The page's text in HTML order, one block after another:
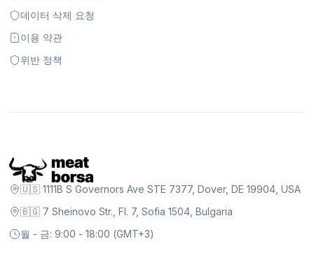
데이터 삭제 요청
이용 약관
위반 정책
🇺🇸 1111B S Governors Ave STE 7377, Dover, DE 19904, USA
🇧🇬 7 Sheinovo Str., Fl. 7, Sofia 1504, Bulgaria
월 - 금: 9:00 - 18:00 (GMT+3)